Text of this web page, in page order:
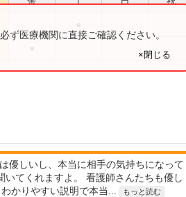
ず医療機関に直接ご確認ください。
×閉じる
優しいし、本当に相手の気持ちになって
いてくれますよ。 看護師さんたちも優し
かりやすい説明で本当...
もっと読む